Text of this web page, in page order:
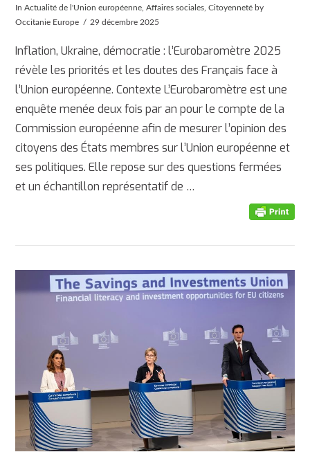
AFFICHER
InActualité de l'Union européenne ,Affaires sociales ,Citoyenneté by
Occitanie Europe
29 décembre 2025
Inflation, Ukraine, démocratie : l’Eurobaromètre 2025
révèle les priorités et les doutes des Français face à
l’Union européenne. Contexte L’Eurobaromètre est une
enquête menée deux fois par an pour le compte de la
Commission européenne afin de mesurer l’opinion des
citoyens des États membres sur l’Union européenne et
ses politiques. Elle repose sur des questions fermées
et un échantillon représentatif de …